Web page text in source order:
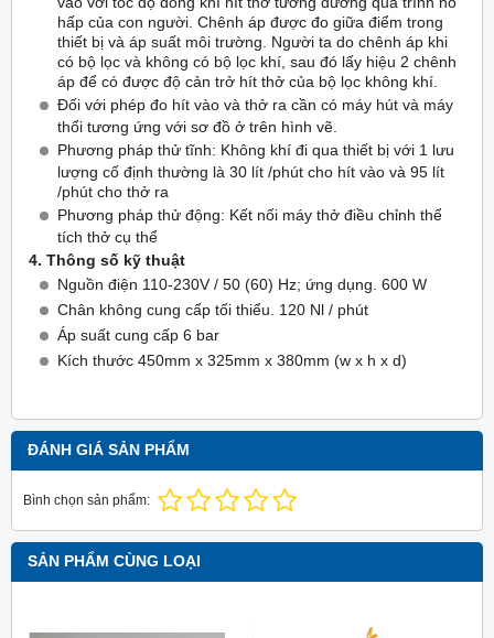
hấp của con người. Chênh áp được đo giữa điểm trong
thiết bị và áp suất môi trường. Người ta do chênh áp khi
có bộ lọc và không có bộ lọc khí, sau đó lấy hiệu 2 chênh
áp để có được độ cản trở hít thở của bộ lọc không khí.
Đối với phép đo hít vào và thở ra cần có máy hút và máy
thổi tương ứng với sơ đồ ở trên hình vẽ.
Phương pháp thử tĩnh: Không khí đi qua thiết bị với 1 lưu
lượng cố định thường là 30 lít /phút cho hít vào và 95 lít
/phút cho thở ra
Phương pháp thử động: Kết nối máy thở điều chỉnh thể
tích thở cụ thể
4. Thông số kỹ thuật
Nguồn điện 110-230V / 50 (60) Hz; ứng dụng. 600 W
Chân không cung cấp tối thiểu. 120 Nl / phút
Áp suất cung cấp 6 bar
Kích thước 450mm x 325mm x 380mm (w x h x d)
ĐÁNH GIÁ SẢN PHẨM
Bình chọn sản phẩm:
SẢN PHẨM CÙNG LOẠI